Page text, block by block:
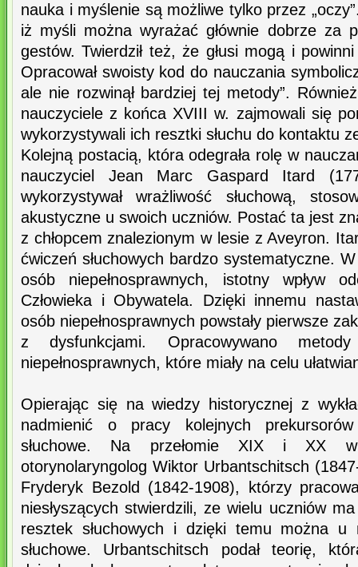
nauka i myślenie są możliwe tylko przez
iż myśli można wyrażać głównie dobrze za
gestów. Twierdził też, że głusi mogą i
Opracował swoisty kod do nauczania
ale nie rozwinął bardziej tej metody”.
nauczyciele z końca XVIII w. zajmowali się
wykorzystywali ich resztki słuchu do kontaktu
Kolejną postacią, która odegrała rolę w
nauczyciel Jean Marc Gaspard Itard
wykorzystywał wrażliwość słuchową,
akustyczne u swoich uczniów. Postać ta jest
z chłopcem znalezionym w lesie z Aveyron.
ćwiczeń słuchowych bardzo systematyczne.
osób niepełnosprawnych, istotny wpływ
Człowieka i Obywatela. Dzięki innemu
osób niepełnosprawnych powstały pierwsze
z dysfunkcjami. Opracowywano
niepełnosprawnych, które miały na celu
Opierając się na wiedzy historycznej z
nadmienić o pracy kolejnych
słuchowe. Na przełomie XIX i XX
otorynolaryngolog Wiktor Urbantschitsch
Fryderyk Bezold (1842-1908), którzy
niesłyszących stwierdzili, ze wielu uczniów
resztek słuchowych i dzięki temu można u
słuchowe. Urbantschitsch podał teorię,